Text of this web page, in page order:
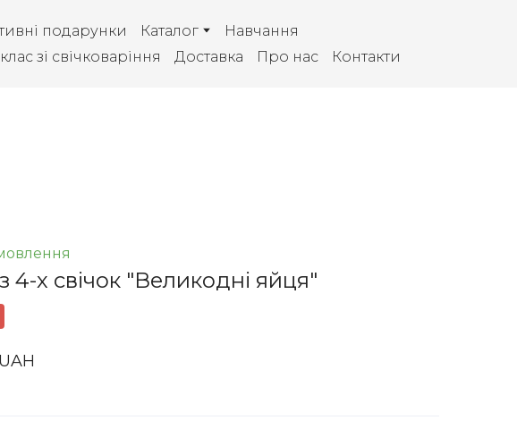
подарунки Каталог
Навчання
зі свічковаріння
Доставка Про нас Контакти
4-х свічок "Великодні яйця"